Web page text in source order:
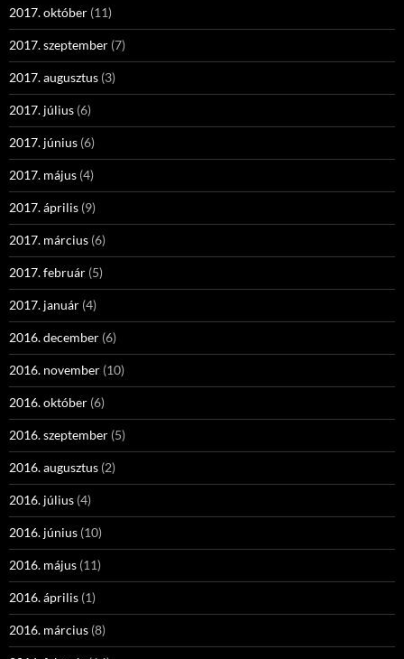
2017. október (11)
2017. szeptember (7)
2017. augusztus (3)
2017. július (6)
2017. június (6)
2017. május (4)
2017. április (9)
2017. március (6)
2017. február (5)
2017. január (4)
2016. december (6)
2016. november (10)
2016. október (6)
2016. szeptember (5)
2016. augusztus (2)
2016. július (4)
2016. június (10)
2016. május (11)
2016. április (1)
2016. március (8)